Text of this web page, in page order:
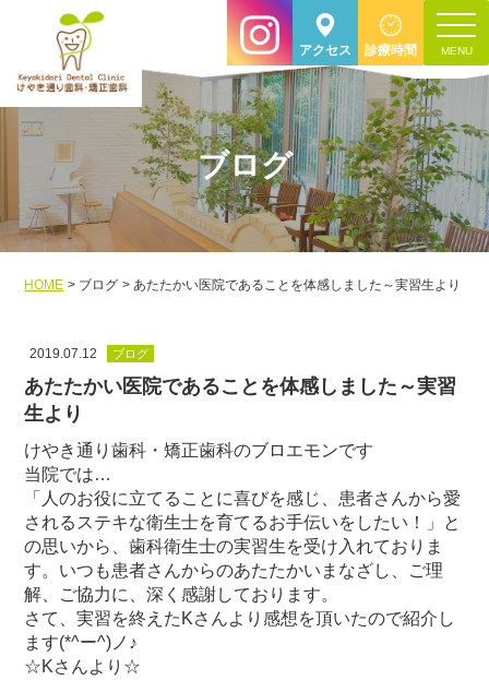
アクセス 診療時間
toggle
ブログ
HOME ブログ あたたかい医院であることを体感しました～実習生より
2019.07.12 ブログ
あたたかい医院であることを体感しました～実習
生より
けやき通り歯科・矯正歯科のブロエモンです
当院では…
「人のお役に立てることに喜びを感じ、患者さんから愛
されるステキな衛生士を育てるお手伝いをしたい！」と
の思いから、歯科衛生士の実習生を受け入れておりま
す。いつも患者さんからのあたたかいまなざし、ご理
解、ご協力に、深く感謝しております。
さて、実習を終えたKさんより感想を頂いたので紹介し
ます(*^ー^)ノ♪
☆Kさんより☆